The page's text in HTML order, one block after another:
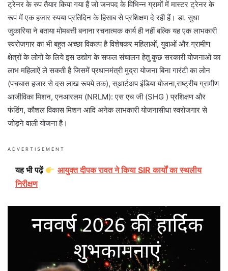
ट्रेनर के रुप तैयार किया गया हैं जो जनपद के विभिन्न ग्रामों में मास्टर ट्रेनर के
रूप में एक हजार रुपया प्रतिदिन के हिसाब से प्रशिक्षण दे रही हैं। डा. सुधा
जुकारिया ने बताया मोमबत्ती बनाना रचनात्मक कार्य ही नहीं बल्कि यह एक लाभकारी
स्वरोजगार का भी बहुत अच्छा विकल्प है विशेषकर महिलाओं, युवाओं और ग्रामीण
क्षेत्रों के लोगों के लिये इस उद्योग के सफल संचालन हेतु कुछ सरकारी योजनाओं का
लाभ महिलाऐं ले सकती है जिसमें प्रधानमंत्री मुद्रा योजना बिना गारंटी का लोन
(पचचास हजार से दस लाख रूपये तक), स्आर्टअप इंडिया योजना,राष्ट्रीय ग्रामीण
आजीविका मिशन, एनआरलम (NRLM): एस एच जी (SHG ) प्रशिक्षण और
फंडिंग, कौशल विकास मिशन आदि अनेक लाभकारी योजनासीधा स्वरोजगार से
जोड़ने वाली योजना है।
ADVERTISEMENT
यह भी पढ़ें
आयुक्त दीपक रावत ने किया SIR कार्यों का स्थलीय
निरीक्षण